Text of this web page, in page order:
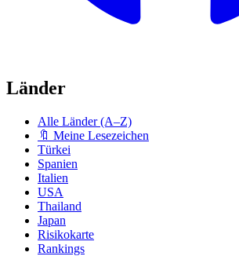
Länder
Alle Länder (A–Z)
🔖 Meine Lesezeichen
Türkei
Spanien
Italien
USA
Thailand
Japan
Risikokarte
Rankings